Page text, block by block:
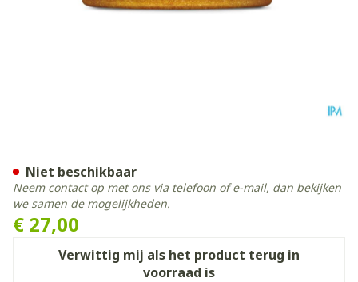
€ 27,00
Verwittig mij als het product terug in
voorraad is
Niet beschikbaar
Neem contact op met ons via telefoon of e-mail, dan bekijken
we samen de mogelijkheden.